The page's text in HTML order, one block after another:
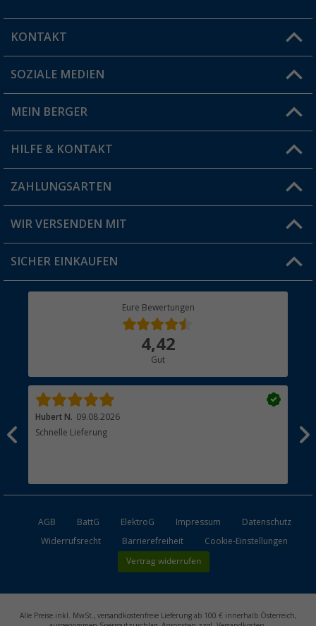
KONTAKT
Du hast eine Frage?
Filiale finden
SOZIALE MEDIEN
MEIN BERGER
Vorteilskarte
Blog
Jobs & Karriere
HILFE & KONTAKT
FAQ & Kontakt
Versandinformationen
Rücksendung
ZAHLUNGSARTEN
WIR VERSENDEN MIT
SICHER EINKAUFEN
Eure Bewertungen
4,42
Gut
Hubert N. 09.08.2026
Schnelle Lieferung
AGB BattG ElektroG Impressum
Datenschutz
Widerrufsrecht
Barrierefreiheit Cookie-Einstellungen
Vertrag widerrufen
Alle Preise inkl. MwSt., versandkostenfreie Lieferung ab 100 € innerhalb Österreich,